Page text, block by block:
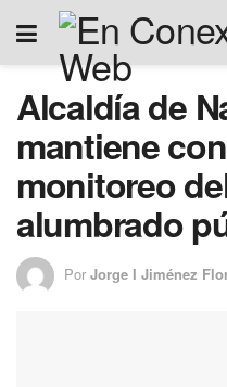
Alcaldía de
mantiene
monitoreo
alumbrado
Por Jorge I Jiménez